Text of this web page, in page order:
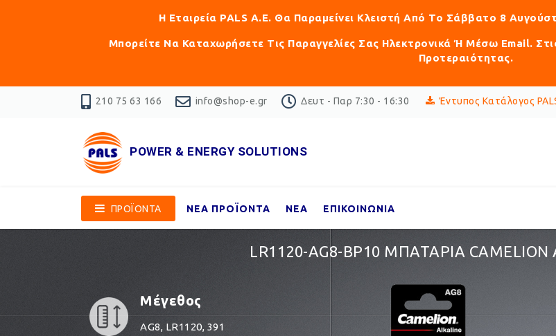
Η Εταιρεία PALS Α.Ε. Θα Παραμείνει Κλειστή Από Το Σάββατο 8
Μπορείτε Να Καταχωρήσετε Τις Παραγγελίες Σας Ηλεκτρονικά Ή Μέσω Email.
Προτεραιότητας.
210 75 63 166 info@shop-e.gr Δευτ - Παρ 7:30 - 16:30 Έντυπος Κατάλογος
POWER & ENERGY SOLUTIONS
ΠΡΟΪΟΝΤΑ ΝΕΑ ΠΡΟΪΟΝΤΑ ΝΕΑ ΕΠΙΚΟΙΝΩΝΙΑ
LR1120-AG8-BP10 ΜΠΑΤΑΡΙΑ
Μέγεθος
AG8, LR1120, 391